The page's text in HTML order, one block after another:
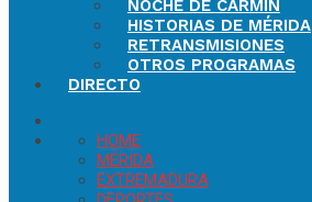
NOCHE DE CARMÍN
HISTORIAS DE MÉRIDA
RETRANSMISIONES
OTROS PROGRAMAS
DIRECTO
HOME
MÉRIDA
EXTREMADURA